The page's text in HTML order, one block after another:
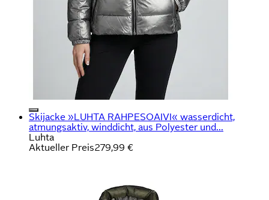
Skijacke »LUHTA RAHPESOAIVI« wasserdicht,
atmungsaktiv, winddicht, aus Polyester und...
Luhta
Aktueller Preis279,99 €